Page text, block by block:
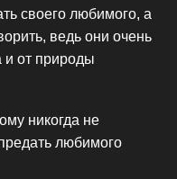
своего любимого, а
ведь они очень
и от природы
никогда не
любимого